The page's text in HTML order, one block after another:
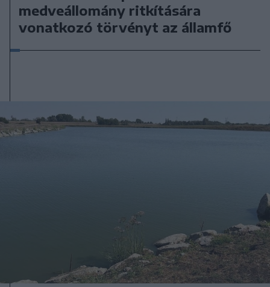
medveállomány ritkítására
vonatkozó törvényt az államfő